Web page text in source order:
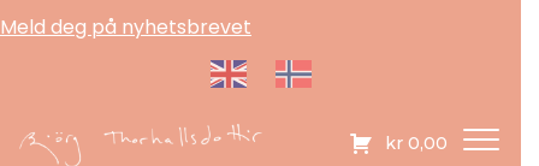
Meld deg på nyhetsbrevet
kr 0,00